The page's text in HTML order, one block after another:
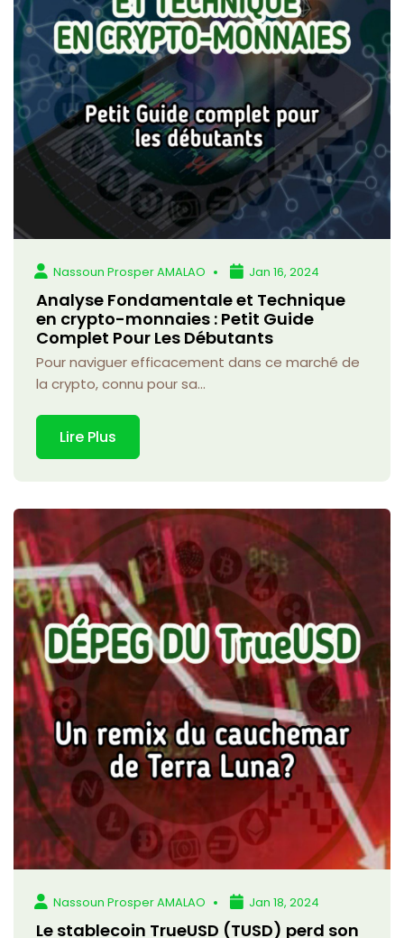
Nassoun Prosper AMALAO Jan 16, 2024
Analyse Fondamentale et Technique
en crypto-monnaies : Petit Guide
Complet Pour Les Débutants
Pour naviguer efficacement dans ce marché de
la crypto, connu pour sa...
Lire Plus
Nassoun Prosper AMALAO Jan 18, 2024
Le stablecoin TrueUSD (TUSD) perd son